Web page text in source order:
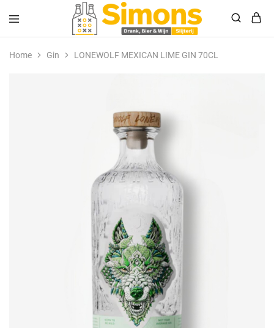
Simonsdrank.nl
Drank,
Bier
&
Home Gin LONEWOLF MEXICAN LIME GIN 70CL